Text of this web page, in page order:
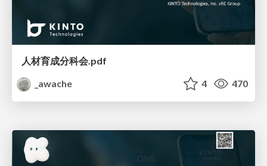
人材育成分科会.pdf
_awache
4 470